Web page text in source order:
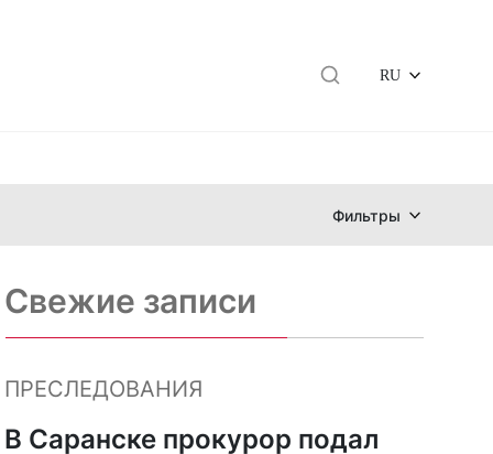
RU
Фильтры
Свежие записи
ПРЕСЛЕДОВАНИЯ
В Саранске прокурор подал